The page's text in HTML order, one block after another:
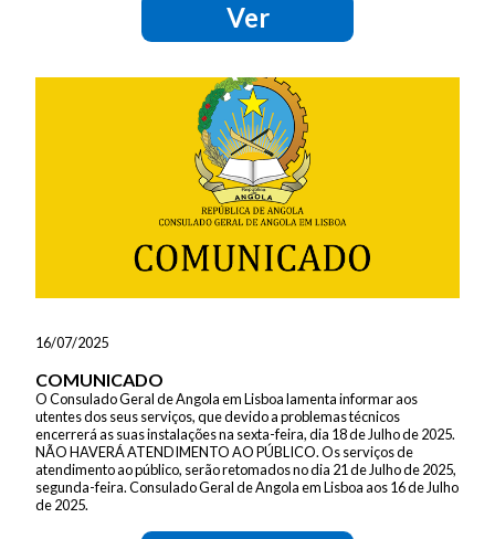
Ver
16/07/2025
COMUNICADO
O Consulado Geral de Angola em Lisboa lamenta informar aos
utentes dos seus serviços, que devido a problemas técnicos
encerrerá as suas instalações na sexta-feira, dia 18 de Julho de 2025.
NÃO HAVERÁ ATENDIMENTO AO PÚBLICO. Os serviços de
atendimento ao público, serão retomados no dia 21 de Julho de 2025,
segunda-feira. Consulado Geral de Angola em Lisboa aos 16 de Julho
de 2025.